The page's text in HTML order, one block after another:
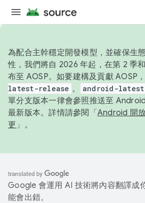
為配合主幹穩定開發模型，並確保生
性，我們將自 2026 年起，在第 2 季
布至 AOSP。如要建構及貢獻 AOSP
latest-release 。 android-
單分支版本一律會參照推送至
最新版本。詳情請參閱「 Android 開
更 」。
Google 會運用 AI 技術將內容翻譯成
能會出錯。